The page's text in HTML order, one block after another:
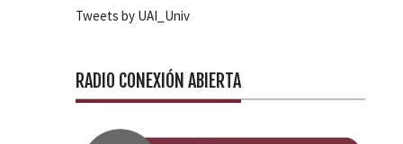
Tweets by UAI_Univ
RADIO CONEXIÓN ABIERTA